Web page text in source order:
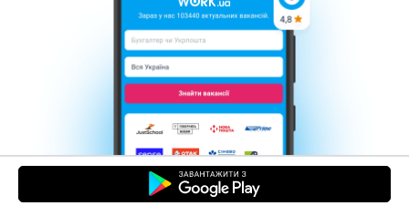
Контакти Про нас
Кар’єра
Допомога Умови використання